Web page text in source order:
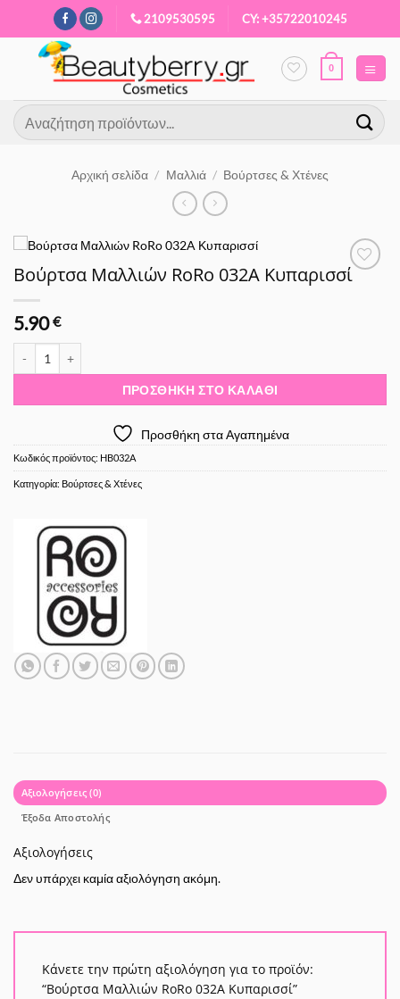
Μετάβαση
περιεχόμενο
2109530595 CY: +35722010245
0
Αναζήτηση
για:
Αρχική σελίδα / Μαλλιά / Βούρτσες & Χτένες
Προσθήκη
Βούρτσα Μαλλιών RoRo 032A Κυπαρισσί
5.90€
ΠΡΟΣΘΉΚΗ ΣΤΟ ΚΑΛΆΘΙ
Προσθήκη στα Αγαπημένα
Κωδικός προϊόντος: HB032A
Κατηγορία: Βούρτσες & Χτένες
Αξιολογήσεις (0)
Έξοδα Αποστολής
Αξιολογήσεις
Δεν υπάρχει καμία αξιολόγηση ακόμη.
Κάνετε την πρώτη αξιολόγηση για το προϊόν:
“Βούρτσα Μαλλιών RoRo 032A Κυπαρισσί”